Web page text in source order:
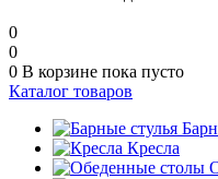
0
0
0 В корзине пока пусто
Каталог товаров
Кресла